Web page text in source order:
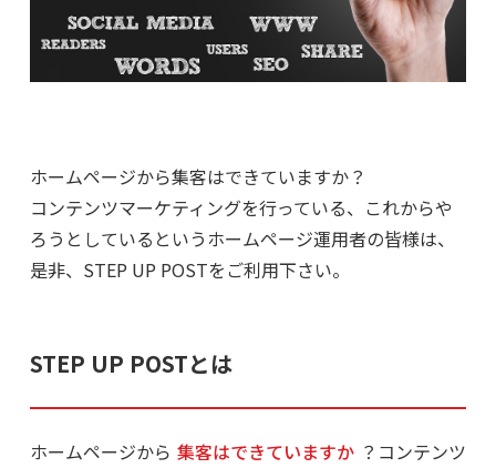
ホームページから集客はできていますか？
コンテンツマーケティングを行っている、これからや
ろうとしているというホームページ運用者の皆様は、
是非、STEP UP POSTをご利用下さい。
STEP UP POSTとは
ホームページから 集客はできていますか ？コンテンツ